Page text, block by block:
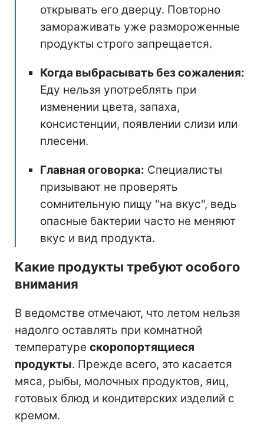
открывать его дверцу. Повторно
замораживать уже размороженные
продукты строго запрещается.
Когда выбрасывать без сожаления:
Еду нельзя употреблять при
изменении цвета, запаха,
консистенции, появлении слизи или
плесени.
Главная оговорка: Специалисты
призывают не проверять
сомнительную пищу "на вкус", ведь
опасные бактерии часто не меняют
вкус и вид продукта.
Какие продукты требуют особого
внимания
В ведомстве отмечают, что летом нельзя
надолго оставлять при комнатной
температуре скоропортящиеся
продукты. Прежде всего, это касается
мяса, рыбы, молочных продуктов, яиц,
готовых блюд и кондитерских изделий с
кремом.